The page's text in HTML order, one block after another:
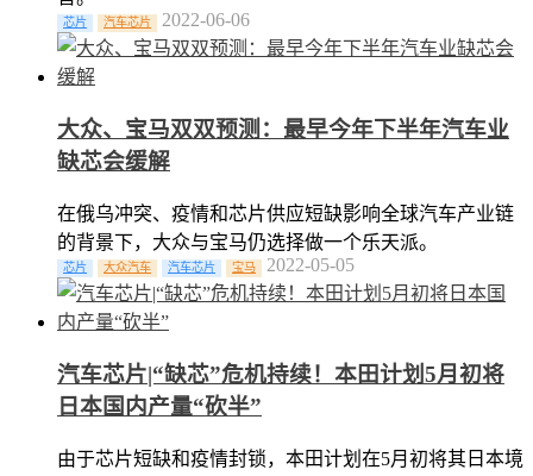
芯片 汽车芯片 2022-06-06
大众、宝马双双预测：最早今年下半年汽车业
缺芯会缓解
在俄乌冲突、疫情和芯片供应短缺影响全球汽车产业链
的背景下，大众与宝马仍选择做一个乐天派。
芯片 大众汽车 汽车芯片 宝马 2022-05-05
汽车芯片|“缺芯”危机持续！本田计划5月初将
日本国内产量“砍半”
由于芯片短缺和疫情封锁，本田计划在5月初将其日本境